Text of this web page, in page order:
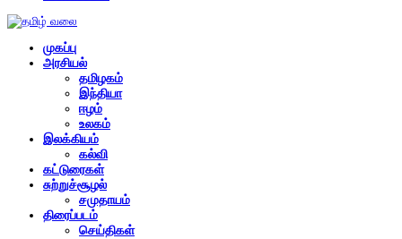
முகப்பு
அரசியல்
தமிழகம்
இந்தியா
ஈழம்
உலகம்
இலக்கியம்
கல்வி
கட்டுரைகள்
சுற்றுச்சூழல்
சமுதாயம்
திரைப்படம்
செய்திகள்